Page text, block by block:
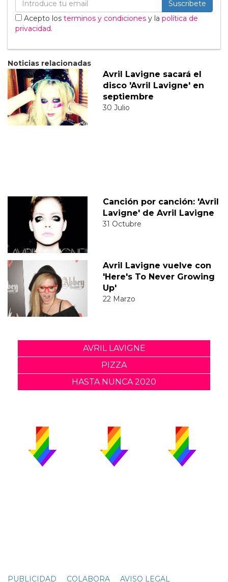
Suscribete
Acepto los terminos y condiciones y la política de
privacidad.
Noticias relacionadas
Avril Lavigne sacará el
disco 'Avril Lavigne' en
septiembre
30 Julio
Canción por canción: 'Avril
Lavigne' de Avril Lavigne
31 Octubre
Avril Lavigne vuelve con
'Here's To Never Growing
Up'
22 Marzo
AVRIL LAVIGNE
PIZZA
HASTA NUNCA 2020
PUBLICIDAD COLABORA AVISO LEGAL